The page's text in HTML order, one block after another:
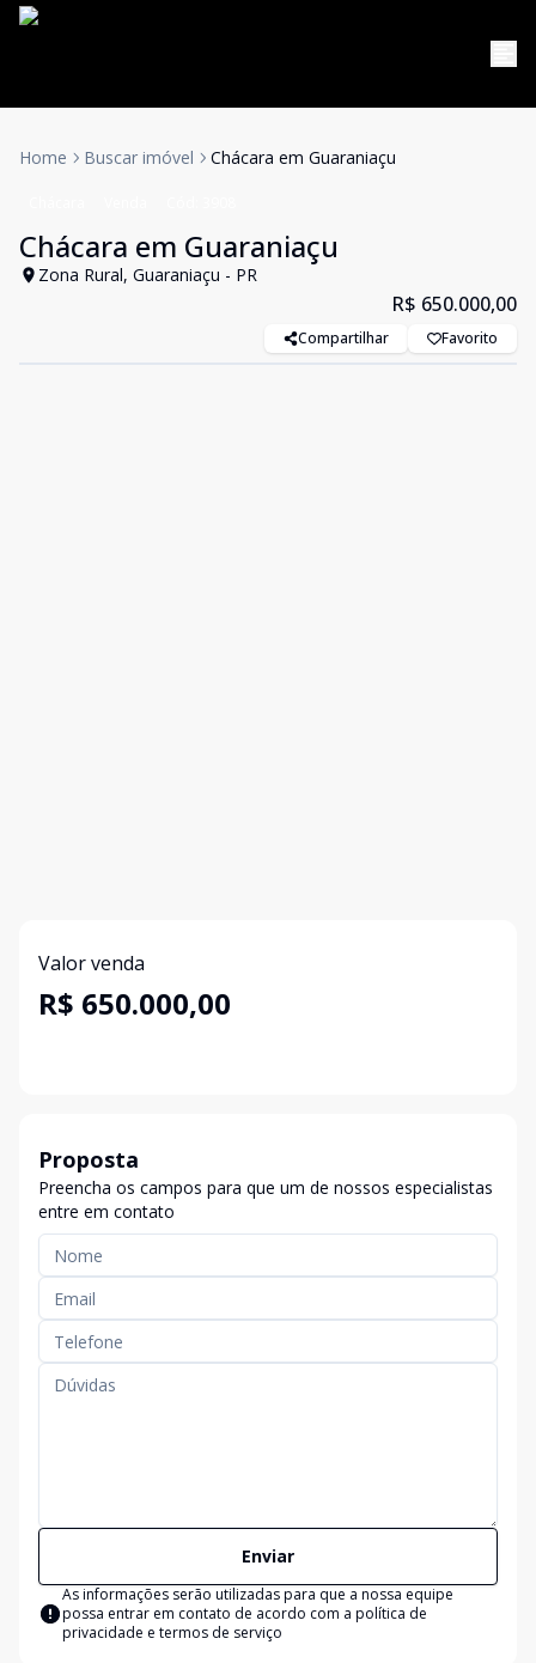
Home Buscar imóvel Chácara em Guaraniaçu
Chácara em Guaraniaçu
Zona Rural, Guaraniaçu - PR
R$ 650.000,00
Compartilhar Favorito
Valor venda
R$ 650.000,00
Proposta
Preencha os campos para que um de nossos especialistas
entre em contato
Enviar
As informações serão utilizadas para que a nossa equipe
possa entrar em contato de acordo com a política de
privacidade e termos de serviço